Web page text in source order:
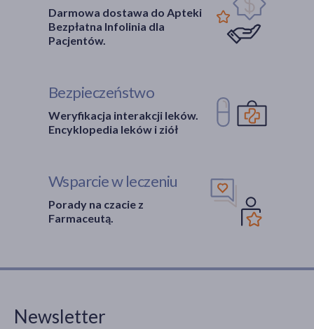
Darmowa dostawa do Apteki
Bezpłatna Infolinia dla
Pacjentów.
Bezpieczeństwo
Weryfikacja interakcji leków.
Encyklopedia leków i ziół
Wsparcie w leczeniu
Porady na czacie z
Farmaceutą.
Newsletter